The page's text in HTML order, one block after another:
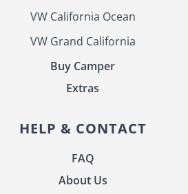
VW California Ocean
VW Grand California
Buy Camper
Extras
HELP & CONTACT
FAQ
About Us